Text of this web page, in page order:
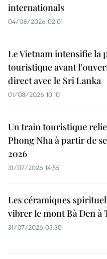
internationals
04/08/2026 02:01
Le Vietnam intensifie la
touristique avant
direct avec le Sri Lanka
01/08/2026 10:10
Un train touristique
Phong Nha à partir de
2026
31/07/2026 14:55
Les céramiques
vibrer le mont Bà Den à
31/07/2026 03:30